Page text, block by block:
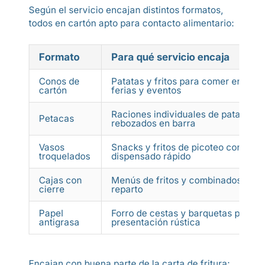
Según el servicio encajan distintos formatos,
todos en cartón apto para contacto alimentario:
Formato Para qué servicio encaja
Conos de
cartón
Patatas y fritos para comer en
ferias y eventos
Petacas Raciones individuales de patatas y
rebozados en barra
Vasos
troquelados
Snacks y fritos de picoteo con
dispensado rápido
Cajas con
cierre
Menús de fritos y combinados para
reparto
Papel
antigrasa
Forro de cestas y barquetas para
presentación rústica